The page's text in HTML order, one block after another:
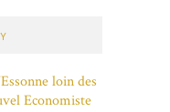
loin des
Economiste